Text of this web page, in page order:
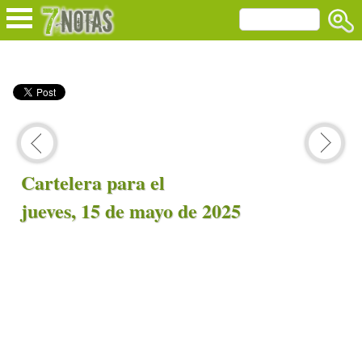
Cartelera para el
jueves, 15 de mayo de 2025